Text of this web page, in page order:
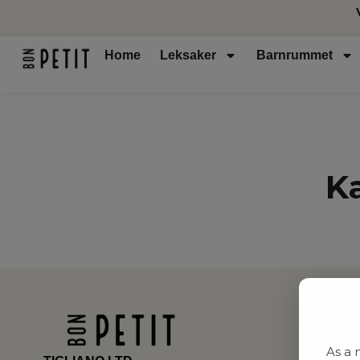
Home Leksaker Barnrummet
As a